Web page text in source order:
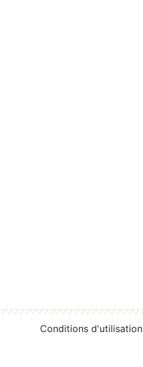
Conditions d'utilisation